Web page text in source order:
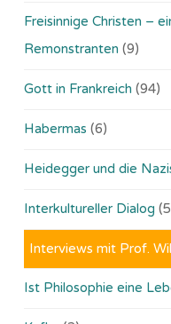
Freisinnige Christen –
Remonstranten (9)
Gott in Frankreich (94)
Habermas (6)
Heidegger und die
Interkultureller Dialog
Interviews mit Prof.
Ist Philosophie eine